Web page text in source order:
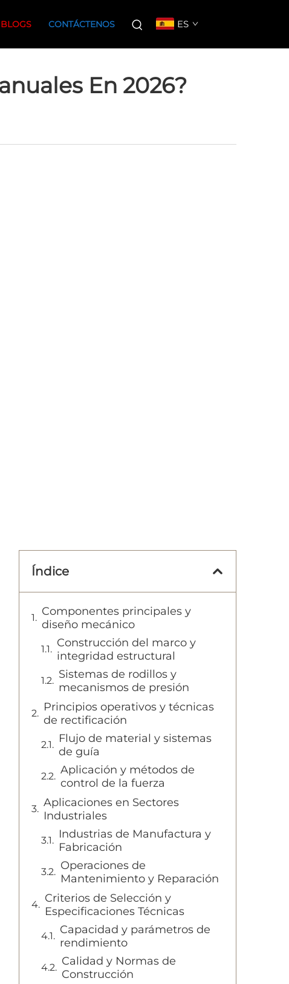
BLOGS CONTÁCTENOS ES
En 2026?
Índice
Componentes principales y
diseño mecánico
Construcción del marco y
integridad estructural
Sistemas de rodillos y
mecanismos de presión
Principios operativos y técnicas
de rectificación
Flujo de material y sistemas
de guía
Aplicación y métodos de
control de la fuerza
Aplicaciones en Sectores
Industriales
Industrias de Manufactura y
Fabricación
Operaciones de
Mantenimiento y Reparación
Criterios de Selección y
Especificaciones Técnicas
Capacidad y parámetros de
rendimiento
Calidad y Normas de
Construcción